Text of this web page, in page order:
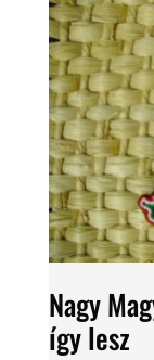
Nagy
így lesz